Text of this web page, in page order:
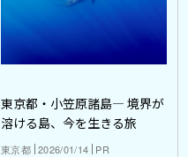
東京都・小笠原諸島― 境界が
溶ける島、今を生きる旅
東京都 2026/01/14 PR